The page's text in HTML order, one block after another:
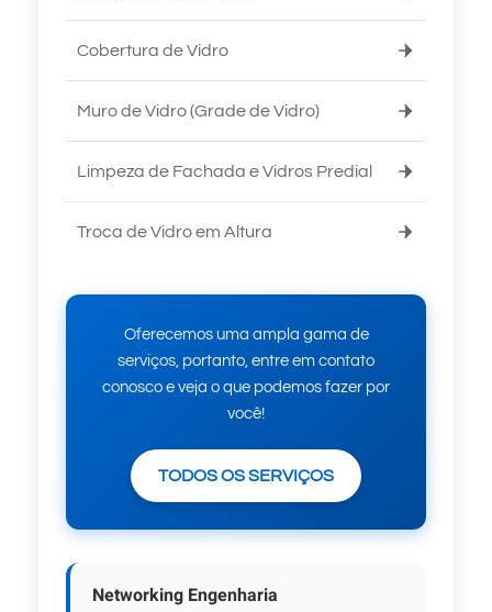
Cobertura de Vidro
Muro de Vidro (Grade de Vidro)
Limpeza de Fachada e Vidros Predial
Troca de Vidro em Altura
Oferecemos uma ampla gama de
serviços, portanto, entre em contato
conosco e veja o que podemos fazer por
você!
TODOS OS SERVIÇOS
Networking Engenharia